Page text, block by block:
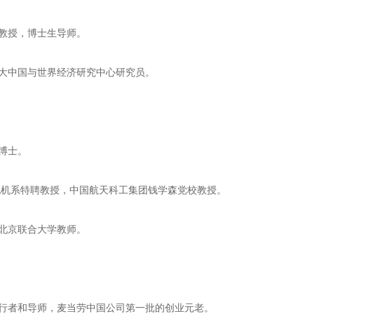
授，博士生导师。
国与世界经济研究中心研究员。
士。
系特聘教授，中国航天科工集团钱学森党校教授。
京联合大学教师。
和导师，麦当劳中国公司第一批的创业元老。